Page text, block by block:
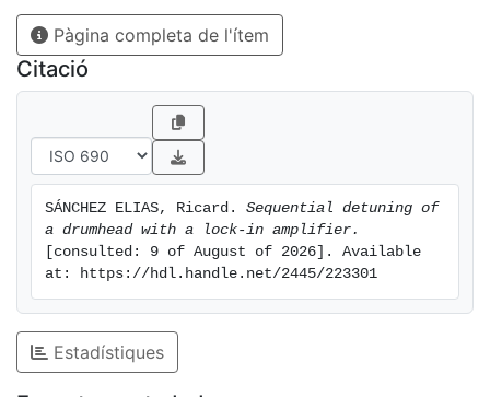
Pàgina completa de l'ítem
Citació
SÁNCHEZ ELIAS, Ricard. Sequential detuning of
a drumhead with a lock-in amplifier.
[consulted: 9 of August of 2026]. Available
at: https://hdl.handle.net/2445/223301
Estadístiques